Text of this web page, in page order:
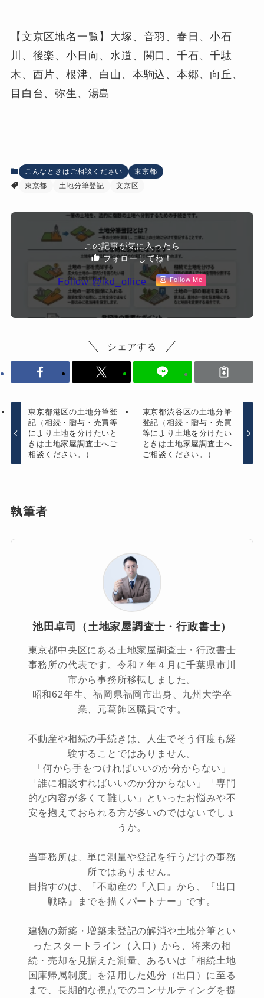
【文京区地名一覧】大塚、音羽、春日、小石
川、後楽、小日向、水道、関口、千石、千駄
木、西片、根津、白山、本駒込、本郷、向丘、
目白台、弥生、湯島
こんなときはご相談ください
東京都
東京都
土地分筆登記 文京区
この記事が気に入ったら
フォローしてね！
Follow @ikd_office Follow Me
シェアする
東京都港区の土地分筆登
記（相続・贈与・売買等
により土地を分けたいと
きは土地家屋調査士へご
相談ください。）
東京都渋谷区の土地分筆
登記（相続・贈与・売買
等により土地を分けたい
ときは土地家屋調査士へ
ご相談ください。）
執筆者
池田卓司（土地家屋調査士・行政書士）
東京都中央区にある土地家屋調査士・行政書士
事務所の代表です。令和７年４月に千葉県市川
市から事務所移転しました。
昭和62年生、福岡県福岡市出身、九州大学卒
業、元葛飾区職員です。
不動産や相続の手続きは、人生でそう何度も経
験することではありません。
「何から手をつければいいのか分からない」
「誰に相談すればいいのか分からない」「専門
的な内容が多くて難しい」といったお悩みや不
安を抱えておられる方が多いのではないでしょ
うか。
当事務所は、単に測量や登記を行うだけの事務
所ではありません。
目指すのは、「不動産の『入口』から、『出口
戦略』までを描くパートナー」です。
建物の新築・増築未登記の解消や土地分筆とい
ったスタートライン（入口）から、将来の相
続・売却を見据えた測量、あるいは「相続土地
国庫帰属制度」を活用した処分（出口）に至る
まで、長期的な視点でのコンサルティングを提